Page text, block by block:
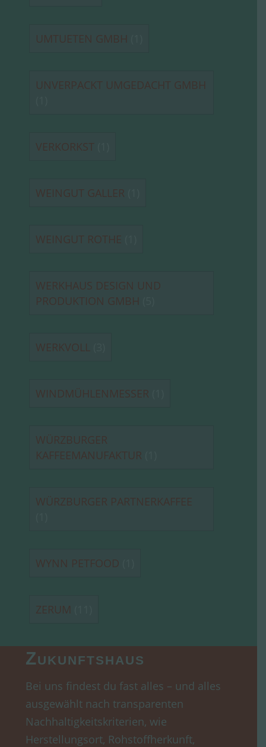
UMTUETEN GMBH
UNVERPACKT UMGEDACHT GMBH
VERKORKST
WEINGUT GALLER
WEINGUT ROTHE
WERKHAUS DESIGN UND
PRODUKTION GMBH
WERKVOLL
WINDMÜHLENMESSER
WÜRZBURGER
KAFFEEMANUFAKTUR
WÜRZBURGER PARTNERKAFFEE
WYNN PETFOOD
ZERUM
Zukunftshaus
Bei uns findest du fast alles – und alles
ausgewählt nach transparenten
Nachhaltigkeitskriterien, wie
Herstellungsort, Rohstoffherkunft,